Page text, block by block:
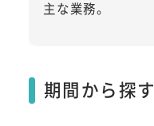
主な業務。
期間から探す